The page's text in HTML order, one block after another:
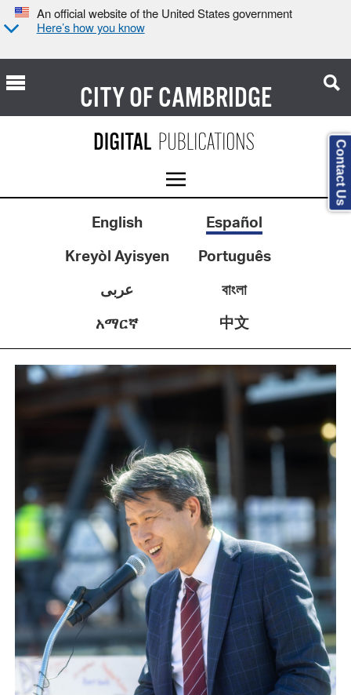
An official website of the United States government
Here’s how you know
CITY OFCAMBRIDGE
English
Español
Kreyòl Ayisyen
Português
عربى
বাংলা
አማርኛ
中文
Contact Us